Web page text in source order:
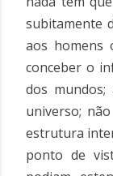
subitamente
aos homens
conceber o
dos
universo;
estrutura
ponto de